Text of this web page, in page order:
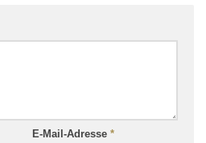
E-Mail-Adresse *